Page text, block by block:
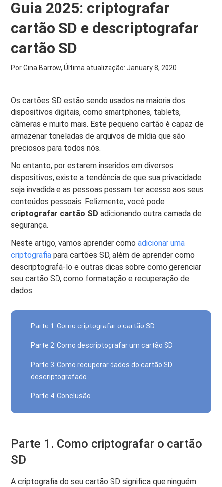
Guia 2025: criptografar
cartão SD e descriptografar
cartão SD
Por Gina Barrow, Última atualização:January 8, 2020
Os cartões SD estão sendo usados ​​na maioria dos
dispositivos digitais, como smartphones, tablets,
câmeras e muito mais. Este pequeno cartão é capaz de
armazenar toneladas de arquivos de mídia que são
preciosos para todos nós.
No entanto, por estarem inseridos em diversos
dispositivos, existe a tendência de que sua privacidade
seja invadida e as pessoas possam ter acesso aos seus
conteúdos pessoais. Felizmente, você pode
criptografar cartão SD adicionando outra camada de
segurança.
Neste artigo, vamos aprender comoadicionar uma
criptografia para cartões SD, além de aprender como
descriptografá-lo e outras dicas sobre como gerenciar
seu cartão SD, como formatação e recuperação de
dados.
Parte 1. Como criptografar o cartão SD
Parte 2. Como descriptografar um cartão SD
Parte 3. Como recuperar dados do cartão SD
descriptografado
Parte 4. Conclusão
Parte 1. Como criptografar o cartão
SD
A criptografia do seu cartão SD significa que ninguém